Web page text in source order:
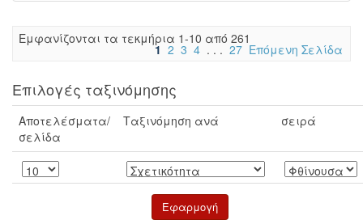
Eμφανίζονται τα τεκμήρια 1-10 από 261
1 2 3 4 . . . 27 Επόμενη Σελίδα
Επιλογές ταξινόμησης
Αποτελέσματα/
σελίδα
Ταξινόμηση ανά σειρά